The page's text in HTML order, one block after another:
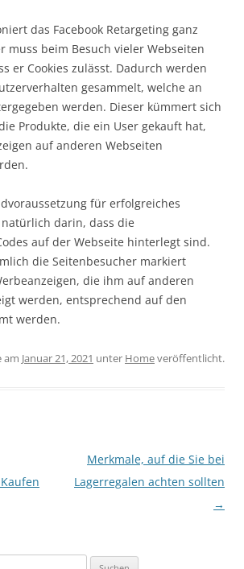
das Facebook Retargeting ganz
muss beim Besuch vieler Webseiten
er Cookies zulässt. Dadurch werden
gesammelt, welche an
werden. Dieser kümmert sich
Produkte, die ein User gekauft hat,
auf anderen Webseiten
für erfolgreiches
darin, dass die
auf der Webseite hinterlegt sind.
die Seitenbesucher markiert
die ihm auf anderen
werden, entsprechend auf den
werden.
am Januar 21, 2021 unter Homeveröffentlicht.
Merkmale, auf die Sie bei
Lagerregalen achten sollten
→